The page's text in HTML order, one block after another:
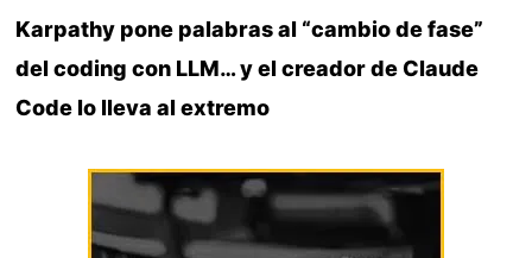
Karpathy pone palabras al “cambio de fase”
del coding con LLM… y el creador de Claude
Code lo lleva al extremo